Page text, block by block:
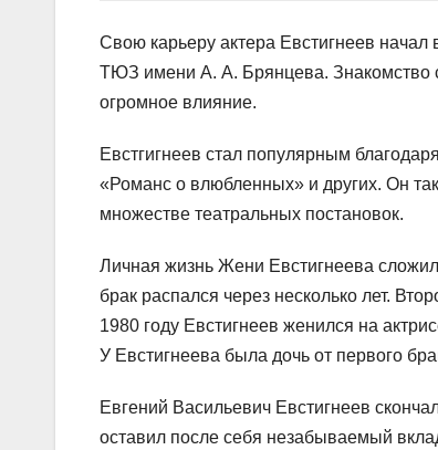
Свою карьеру актера Евстигнеев
ТЮЗ имени А. А. Брянцева. Знакомство с
огромное влияние.
Евстгигнеев стал популярным
«Романс о влюбленных» и других. Он
множестве театральных постановок.
Личная жизнь Жени Евстигнеева
брак распался через несколько лет.
1980 году Евстигнеев женился на
У Евстигнеева была дочь от первого
Евгений Васильевич Евстигнеев
оставил после себя незабываемый